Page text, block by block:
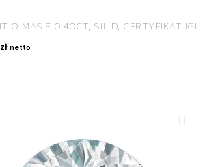
O MASIE 0,40CT, SI1, D, CERTYFIKAT IGI
zł netto